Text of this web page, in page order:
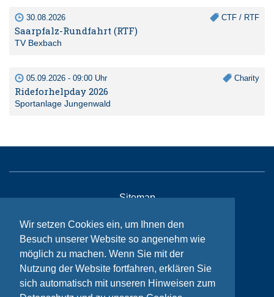
Wir setzen Cookies ein, um Ihnen den
Besuch unserer Website so angenehm wie
möglich zu machen. Wenn Sie mit der
Nutzung der Website fortfahren, erklären Sie
sich automatisch mit unseren Hinweisen zum
30.08.2026 CTF / RTF
Saarpfalz-Rundfahrt (RTF)
TV Bexbach
05.09.2026 - 09:00 Uhr Charity
Rideforhelpday 2026
Sportanlage Jungenwald
Sitemap
Kontakt
Impressum
Datenschutzhinweise